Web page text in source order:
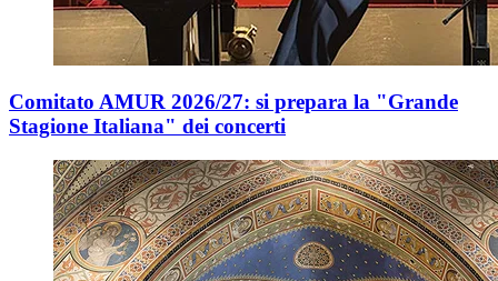
Comitato AMUR 2026/27: si prepara la "Grande
Stagione Italiana" dei concerti